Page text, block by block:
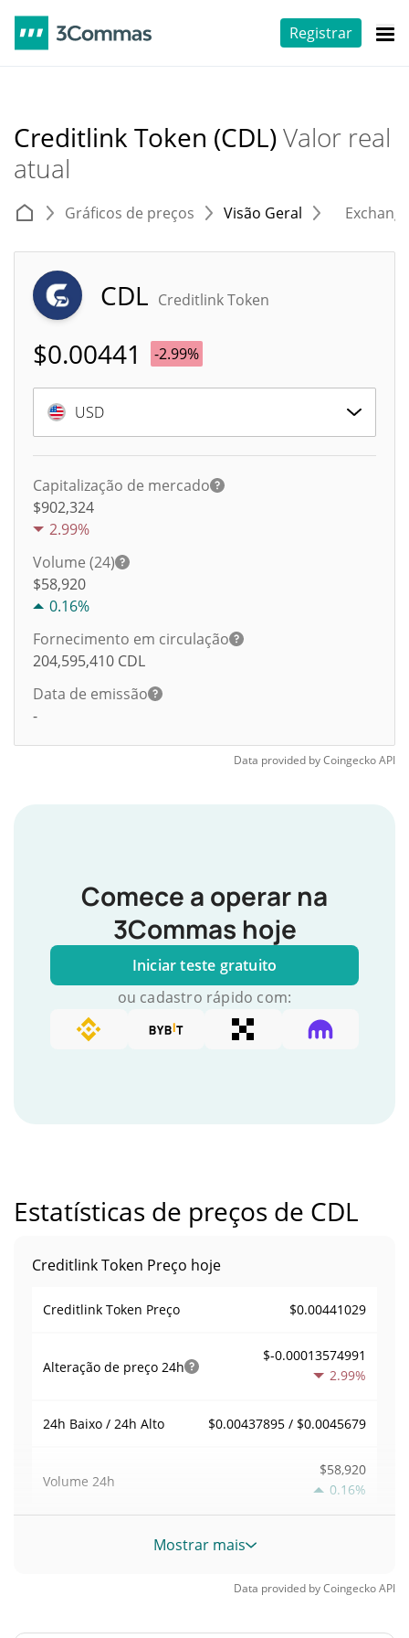
Registrar
Creditlink Token (CDL)Valor real
atual
Gráficos de preços Visão Geral
CDL Creditlink Token
$0.00441 -2.99%
USD
Capitalização de mercado
$902,324
2.99%
Volume (24)
$58,920
0.16%
Fornecimento em circulação
204,595,410 CDL
Data de emissão
-
Data provided byCoingeckoAPI
Comece a operar na
3Commas hoje
Iniciar teste gratuito
ou cadastro rápido com:
Estatísticas de preços de CDL
Creditlink Token Preço hoje
Creditlink Token Preço $0.00441029
Alteração de preço 24h
$-0.00013574991
2.99%
24h Baixo / 24h Alto $0.00437895 / $0.0045679
Volume 24h
$58,920
0.16%
Volume / Limite deMostrar mais
Data provided byCoingeckoAPI